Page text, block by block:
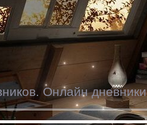
Онлайн дневники